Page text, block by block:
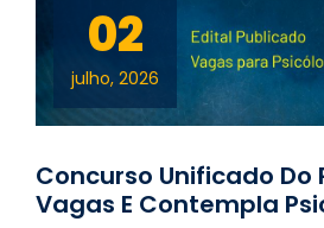
02
julho, 2026
Concurso Unificado Do
Vagas E Contempla